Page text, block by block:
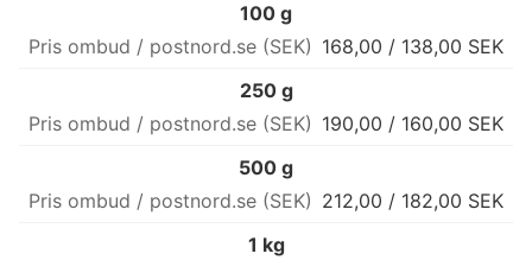
100 g
168,00 / 138,00 SEK
250 g
190,00 / 160,00 SEK
500 g
212,00 / 182,00 SEK
1 kg